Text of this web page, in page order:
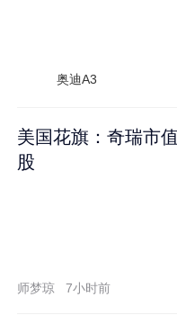
奥迪A3
美国花旗：奇瑞市
股
师梦琼 7小时前